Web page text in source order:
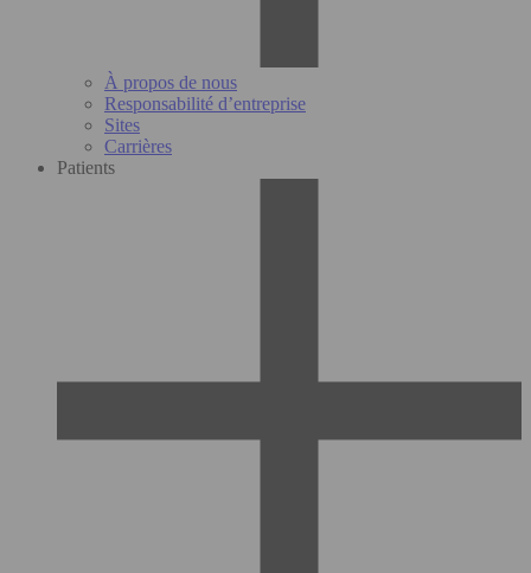
À propos de nous
Responsabilité d’entreprise
Sites
Carrières
Patients